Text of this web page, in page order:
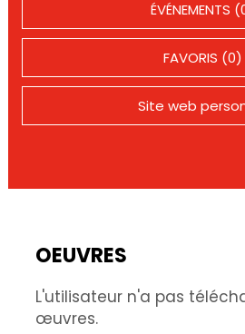
ÉVÉNEMENTS
FAVORIS (0)
Site web
OEUVRES
L'utilisateur n'a pas
œuvres.